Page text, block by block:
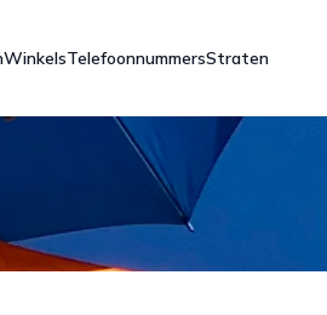
WinkelsTelefoonnummersStraten